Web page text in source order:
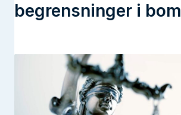
begrensninger i